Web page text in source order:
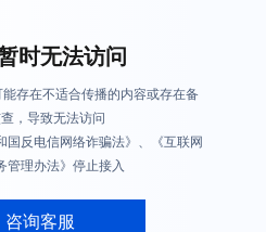
时无法访问
存在不适合传播的内容或存在备
，导致无法访问
国反电信网络诈骗法》、《互联网
管理办法》停止接入
咨询客服